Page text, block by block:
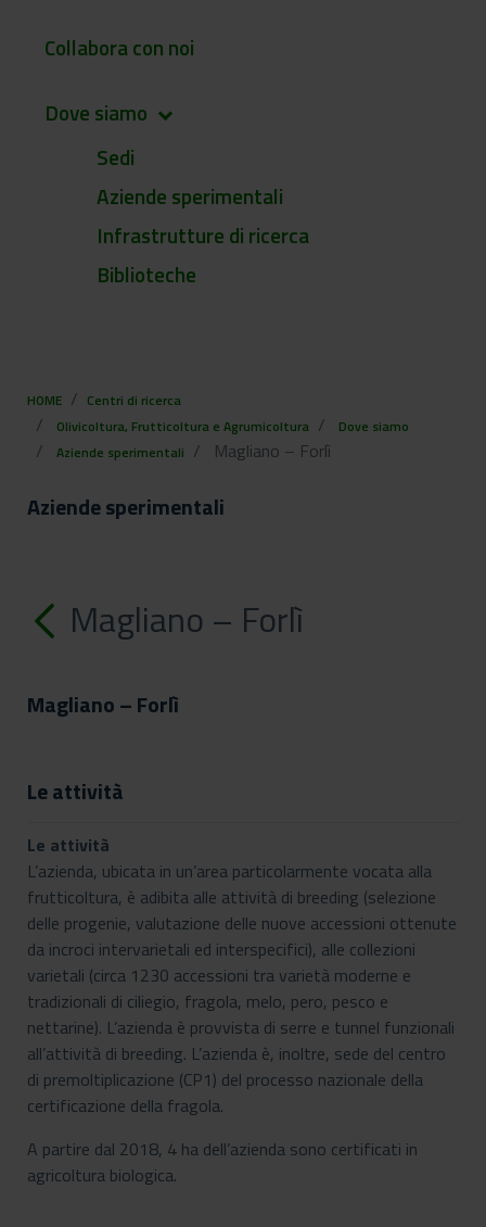
Collabora con noi
Dove siamo keyboard_arrow_down
Sedi
Aziende sperimentali
Infrastrutture di ricerca
Biblioteche
HOME
Centri di ricerca
Olivicoltura, Frutticoltura e Agrumicoltura
Dove siamo
Aziende sperimentali
Magliano – Forlì
Aziende sperimentali
Magliano – Forlì
Magliano – Forlì
Le attività
Le attività
L’azienda, ubicata in un’area particolarmente vocata alla
frutticoltura, è adibita alle attività di breeding (selezione
delle progenie, valutazione delle nuove accessioni ottenute
da incroci intervarietali ed interspecifici), alle collezioni
varietali (circa 1230 accessioni tra varietà moderne e
tradizionali di ciliegio, fragola, melo, pero, pesco e
nettarine). L’azienda è provvista di serre e tunnel funzionali
all’attività di breeding. L’azienda è, inoltre, sede del centro
di premoltiplicazione (CP1) del processo nazionale della
certificazione della fragola.
A partire dal 2018, 4 ha dell’azienda sono certificati in
agricoltura biologica.